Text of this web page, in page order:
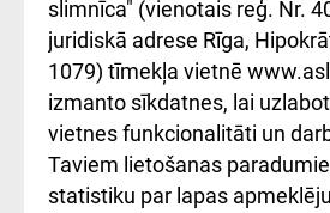
kārtība
Kā pie mums nokļūt
Rēķinu apmaksas
ceļvedis
slimnīca" (vienotais reģ. Nr.
juridiskā adrese Rīga,
1079) tīmekļa vietnē
izmanto sīkdatnes, lai
vietnes funkcionalitāti un
Taviem lietošanas
statistiku par lapas